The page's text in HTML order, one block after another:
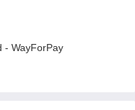
- WayForPay